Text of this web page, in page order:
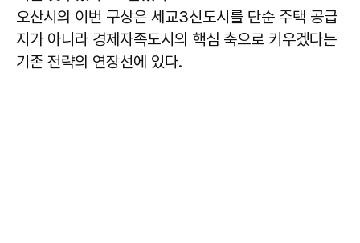
오산시의 이번 구상은 세교3신도시를 단순 주택 공급
지가 아니라 경제자족도시의 핵심 축으로 키우겠다는
기존 전략의 연장선에 있다.